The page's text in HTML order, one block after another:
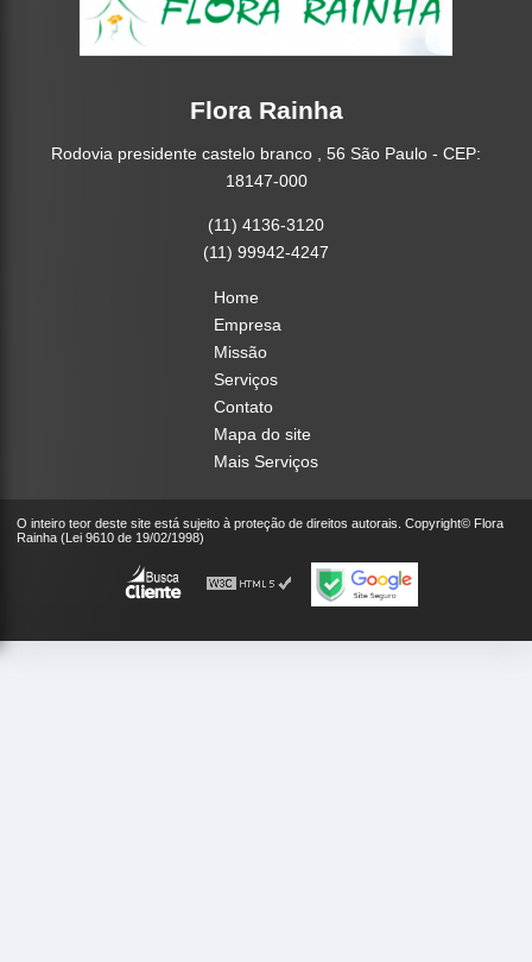
Flora Rainha
Rodovia presidente castelo branco , 56 São Paulo - CEP:
18147-000
(11) 4136-3120
(11) 99942-4247
Home
Empresa
Missão
Serviços
Contato
Mapa do site
Mais Serviços
O inteiro teor deste site está sujeito à proteção de direitos autorais. Copyright© Flora
Rainha (Lei 9610 de 19/02/1998)